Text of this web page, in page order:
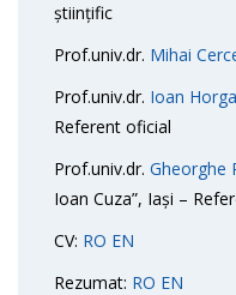
științific
Prof.univ.dr. Mihai
Prof.univ.dr. Ioan Horga
Referent oficial
Prof.univ.dr. Gheorghe
Ioan Cuza”, Iași –
CV: RO EN
Rezumat: RO EN